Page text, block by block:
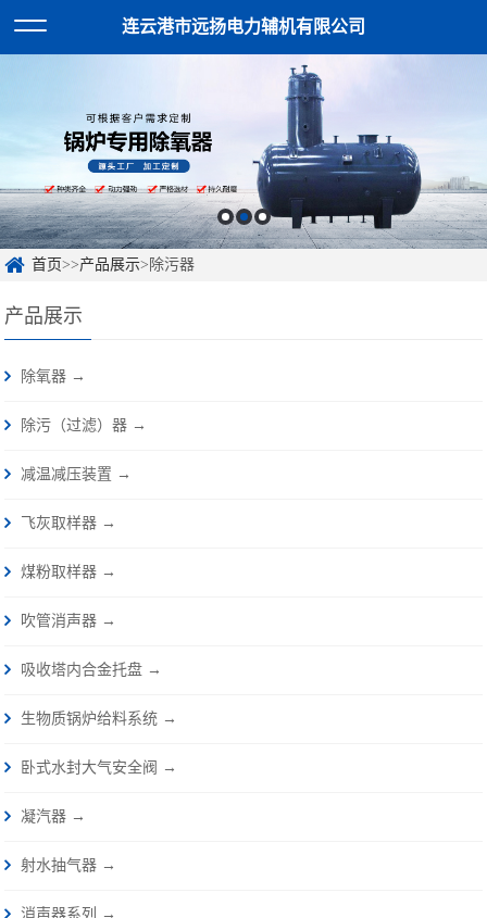
连云港市远扬电力辅机有限公司
首页>>产品展示>除污器
产品展示
除氧器 →
除污（过滤）器 →
减温减压装置 →
飞灰取样器 →
煤粉取样器 →
吹管消声器 →
吸收塔内合金托盘 →
生物质锅炉给料系统 →
卧式水封大气安全阀 →
凝汽器 →
射水抽气器 →
消声器系列 →